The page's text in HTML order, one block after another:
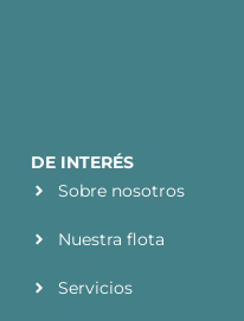
DE INTERÉS
Sobre nosotros
Nuestra flota
Servicios